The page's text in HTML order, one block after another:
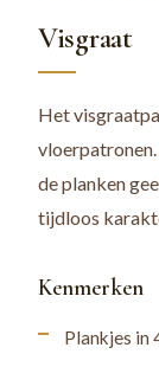
Visgraat
Het
de planken
tijdloos
Kenmerken
Plankjes in